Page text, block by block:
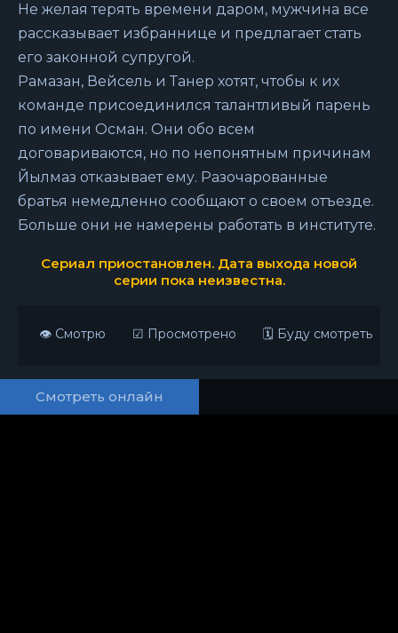
Не желая терять времени даром, мужчина все
рассказывает избраннице и предлагает стать
его законной супругой.
Рамазан, Вейсель и Танер хотят, чтобы к их
команде присоединился талантливый парень
по имени Осман. Они обо всем
договариваются, но по непонятным причинам
Йылмаз отказывает ему. Разочарованные
братья немедленно сообщают о своем отъезде.
Больше они не намерены работать в институте.
Сериал приостановлен. Дата выхода новой
серии пока неизвестна.
👁 Смотрю ☑ Просмотрено 🗓 Буду смотреть
Смотреть онлайн